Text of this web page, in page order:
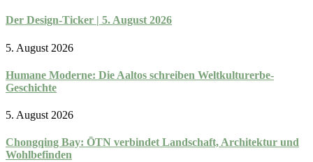
Der Design-Ticker | 5. August 2026
5. August 2026
Humane Moderne: Die Aaltos schreiben Weltkulturerbe-
Geschichte
5. August 2026
Chongqing Bay: ŌTN verbindet Landschaft, Architektur und
Wohlbefinden